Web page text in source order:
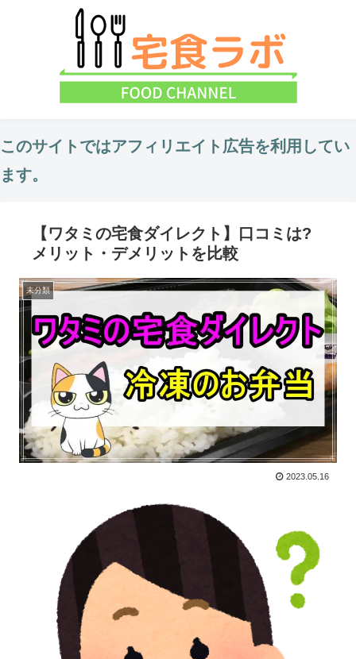
このサイトではアフィリエイト広告を利用してい
ます。
【ワタミの宅食ダイレクト】口コミは?
メリット・デメリットを比較
未分類
2023.05.16